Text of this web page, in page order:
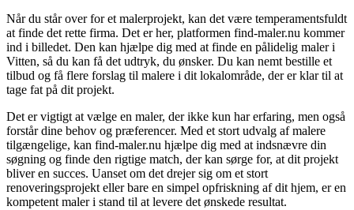
Når du står over for et malerprojekt, kan det være temperamentsfuldt
at finde det rette firma. Det er her, platformen find-maler.nu kommer
ind i billedet. Den kan hjælpe dig med at finde en pålidelig maler i
Vitten, så du kan få det udtryk, du ønsker. Du kan nemt bestille et
tilbud og få flere forslag til malere i dit lokalområde, der er klar til at
tage fat på dit projekt.
Det er vigtigt at vælge en maler, der ikke kun har erfaring, men også
forstår dine behov og præferencer. Med et stort udvalg af malere
tilgængelige, kan find-maler.nu hjælpe dig med at indsnævre din
søgning og finde den rigtige match, der kan sørge for, at dit projekt
bliver en succes. Uanset om det drejer sig om et stort
renoveringsprojekt eller bare en simpel opfriskning af dit hjem, er en
kompetent maler i stand til at levere det ønskede resultat.